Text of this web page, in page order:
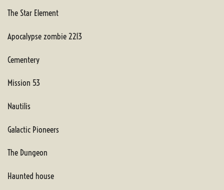
The Star Element
Apocalypse zombie 2213
Cementery
Mission 53
Nautilis
Galactic Pioneers
The Dungeon
Haunted house